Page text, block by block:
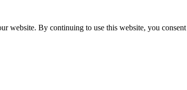
website. By continuing to use this website, you